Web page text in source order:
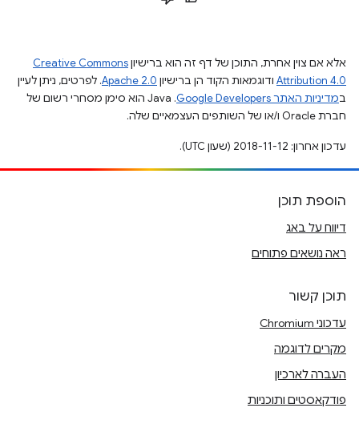
אלא אם צוין אחרת, התוכן של דף זה הוא ברישיוןCreative Commons
Attribution 4.0 ודוגמאות הקוד הן ברישיון Apache 2.0. לפרטים, ניתן לעיין
במדיניות האתר Google Developers‏
.‏ Java הוא סימן מסחרי רשום של
חברת Oracle ו/או של השותפים העצמאיים שלה.
עדכון אחרון: 2018-11-12 (שעון UTC).
הוספת תוכן
דיווח על באג
ראה נושאים פתוחים
תוכן קשור
עדכוני Chromium
מקרים לדוגמה
העברה לארכיון
פודקאסטים ותוכניות